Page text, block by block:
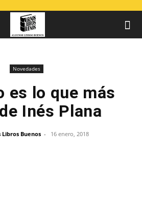
Novedades
es lo que más
Inés Plana
Libros Buenos - 16 enero, 2018